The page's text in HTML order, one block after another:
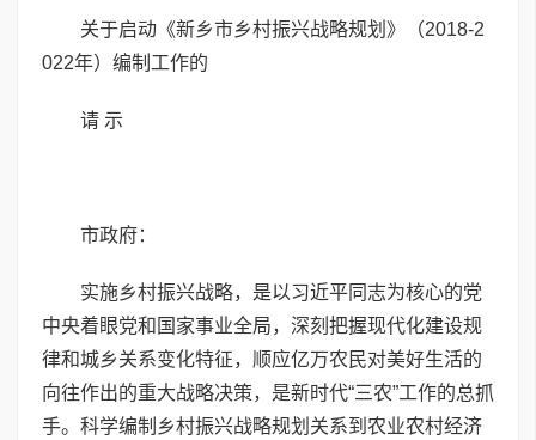
关于启动《新乡市乡村振兴战略规划》（2018-2
022年）编制工作的
请 示
市政府：
实施乡村振兴战略，是以习近平同志为核心的党
中央着眼党和国家事业全局，深刻把握现代化建设规
律和城乡关系变化特征，顺应亿万农民对美好生活的
向往作出的重大战略决策，是新时代“三农”工作的总抓
手。科学编制乡村振兴战略规划关系到农业农村经济